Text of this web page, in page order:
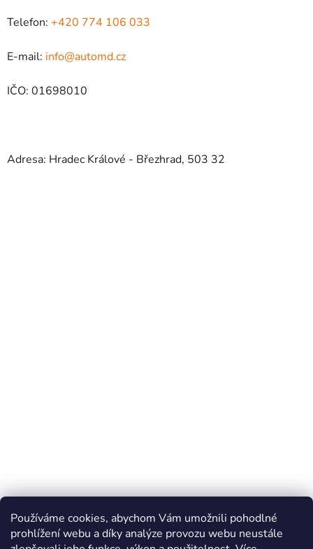
Používáme cookies, abychom Vám umožnili pohodlné
prohlížení webu a díky analýze provozu webu neustále
Telefon: +420 774 106 033
E-mail: info@automd.cz
IČO: 01698010
Adresa: Hradec Králové - Březhrad, 503 32